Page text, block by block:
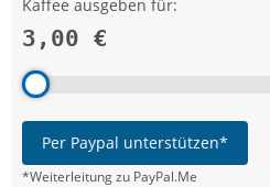
Kaffee ausgeben für:
3,00 €
Per Paypal unterstützen*
*Weiterleitung zu PayPal.Me